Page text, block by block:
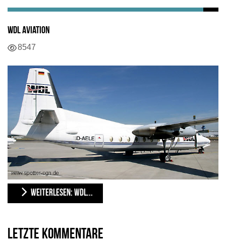
WDL Aviation
8547
WEITERLESEN: WDL...
Letzte Kommentare